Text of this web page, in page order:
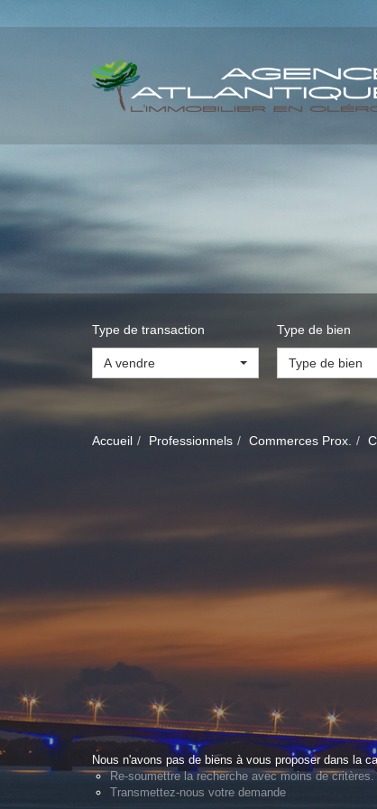
Type de transaction
A vendre
Type de bien
Type de bien
Accueil Professionnels Commerces Prox.
Nous n'avons pas de biens à vous proposer dans la
Re-soumettre la recherche avec moins de critères.
Transmettez-nous votre demande